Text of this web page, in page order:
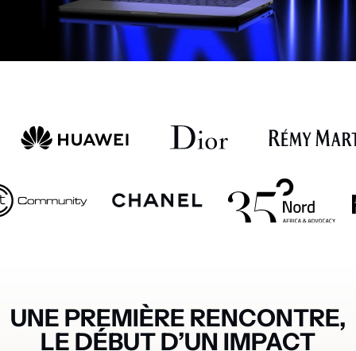
UNE PREMIÈRE RENCONTRE,
LE DÉBUT D’UN IMPACT